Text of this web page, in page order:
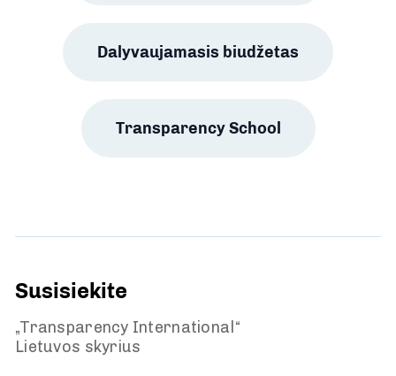
Dalyvaujamasis biudžetas
Transparency School
Susisiekite
„Transparency International“
Lietuvos skyrius